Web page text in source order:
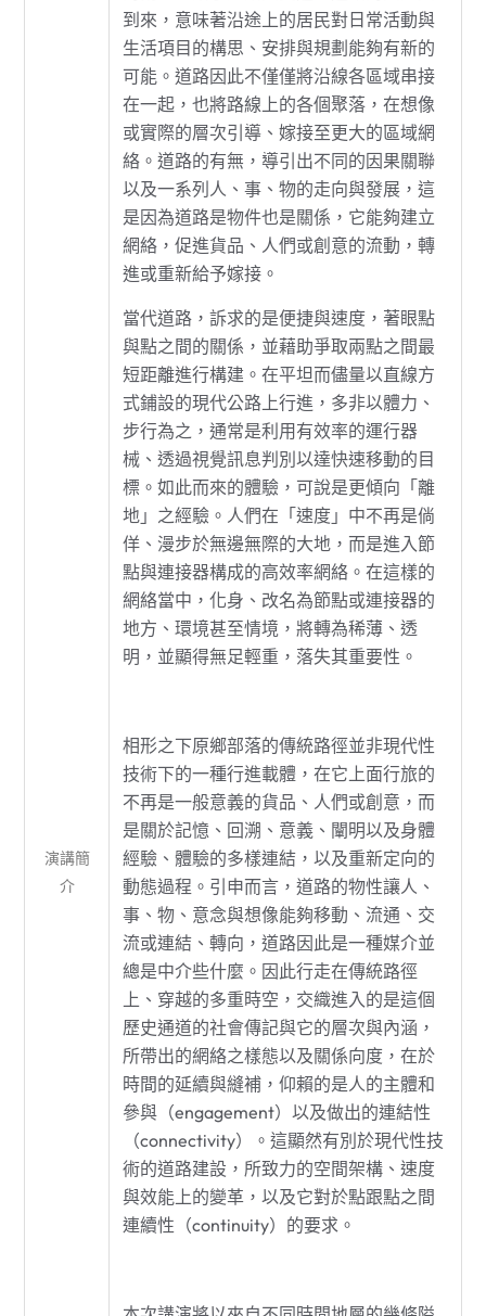
演講簡
介
到來，意味著沿途上的居民對日常活動與
生活項目的構思、安排與規劃能夠有新的
可能。道路因此不僅僅將沿線各區域串接
在一起，也將路線上的各個聚落，在想像
或實際的層次引導、嫁接至更大的區域網
絡。道路的有無，導引出不同的因果關聯
以及一系列人、事、物的走向與發展，這
是因為道路是物件也是關係，它能夠建立
網絡，促進貨品、人們或創意的流動，轉
進或重新給予嫁接。
當代道路，訴求的是便捷與速度，著眼點
與點之間的關係，並藉助爭取兩點之間最
短距離進行構建。在平坦而儘量以直線方
式鋪設的現代公路上行進，多非以體力、
步行為之，通常是利用有效率的運行器
械、透過視覺訊息判別以達快速移動的目
標。如此而來的體驗，可說是更傾向「離
地」之經驗。人們在「速度」中不再是倘
佯、漫步於無邊無際的大地，而是進入節
點與連接器構成的高效率網絡。在這樣的
網絡當中，化身、改名為節點或連接器的
地方、環境甚至情境，將轉為稀薄、透
明，並顯得無足輕重，落失其重要性。
相形之下原鄉部落的傳統路徑並非現代性
技術下的一種行進載體，在它上面行旅的
不再是一般意義的貨品、人們或創意，而
是關於記憶、回溯、意義、闡明以及身體
經驗、體驗的多樣連結，以及重新定向的
動態過程。引申而言，道路的物性讓人、
事、物、意念與想像能夠移動、流通、交
流或連結、轉向，道路因此是一種媒介並
總是中介些什麼。因此行走在傳統路徑
上、穿越的多重時空，交織進入的是這個
歷史通道的社會傳記與它的層次與內涵，
所帶出的網絡之樣態以及關係向度，在於
時間的延續與縫補，仰賴的是人的主體和
參與（engagement）以及做出的連結性
（connectivity）。這顯然有別於現代性技
術的道路建設，所致力的空間架構、速度
與效能上的變革，以及它對於點跟點之間
連續性（continuity）的要求。